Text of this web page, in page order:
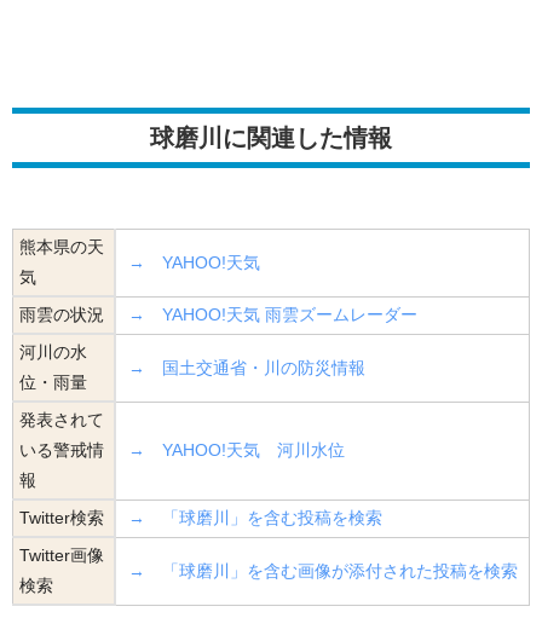
球磨川に関連した情報
熊本県の天
気
→ YAHOO!天気
雨雲の状況
→ YAHOO!天気 雨雲ズームレーダー
河川の水
位・雨量
→ 国土交通省・川の防災情報
発表されて
いる警戒情
報
→ YAHOO!天気 河川水位
Twitter検索
→ 「球磨川」を含む投稿を検索
Twitter画像
検索
→ 「球磨川」を含む画像が添付された投稿を検索